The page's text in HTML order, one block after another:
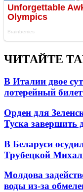
ЧИТАЙТЕ
В Италии двое
лотерейный
Орден для
Туска завершить
В Беларуси
Трубецкой
Молдова
воды из-за